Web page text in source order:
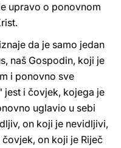
upravo o ponovnom
da je samo jedan
naš Gospodin, koji je
i ponovno sve
jest i čovjek, kojega je
uglavio u sebi
on koji je nevidljivi,
on koji je Riječ